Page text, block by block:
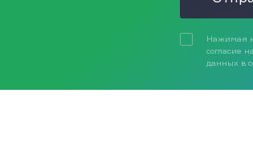
Нажимая
согласие
данных в